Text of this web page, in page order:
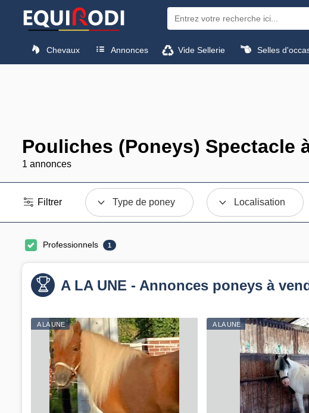
Chevaux Annonces Vide Sellerie Selles
Pouliches (Poneys) Spectacle
1 annonces
Filtrer Type de poney Localisation
Professionnels 1
A LA UNE - Annonces poneys à
A LA UNE A LA UNE